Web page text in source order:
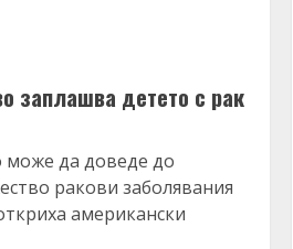
заплашва детето с рак
може да доведе до
ракови заболявания
американски